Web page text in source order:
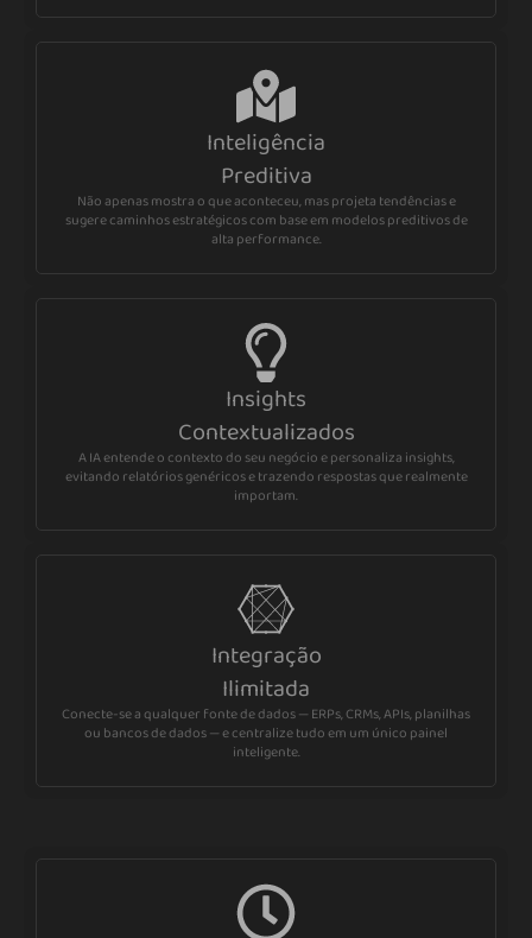
Inteligência
Preditiva
Não apenas mostra o que aconteceu, mas projeta tendências e
sugere caminhos estratégicos com base em modelos preditivos de
alta performance.
Insights
Contextualizados
A IA entende o contexto do seu negócio e personaliza insights,
evitando relatórios genéricos e trazendo respostas que realmente
importam.
Integração
Ilimitada
Conecte-se a qualquer fonte de dados — ERPs, CRMs, APIs, planilhas
ou bancos de dados — e centralize tudo em um único painel
inteligente.